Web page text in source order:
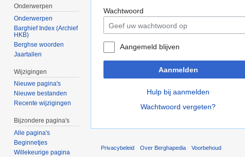
Wachtwoord
Aangemeld blijven
Aanmelden
Hulp bij aanmelden
Wachtwoord vergeten?
Onderwerpen
Onderwerpen
Barghief Index (Archief
HKB)
Berghse woorden
Jaartallen
Wijzigingen
Nieuwe pagina's
Nieuwe bestanden
Recente wijzigingen
Bijzondere pagina's
Alle pagina's
Beginnetjes
Willekeurige pagina
Privacybeleid Over Berghapedia Voorbehoud